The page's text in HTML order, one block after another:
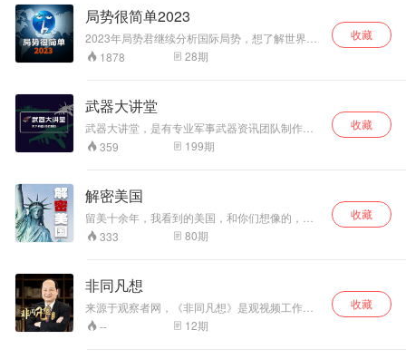
与中国机遇。
局势很简单2023
2023年局势君继续分析国际局势，想了解世界，
就关注【局势很简单】！
1878 28期
收藏
武器大讲堂
武器大讲堂，是有专业军事武器资讯团队制作的
一档军事节目，欢迎大家在：武器大讲堂里直接
查看！
359 199期
收藏
解密美国
留美十余年，我看到的美国，和你们想像的，不
一样。
333 80期
收藏
非同凡想
来源于观察者网，《非同凡想》是观视频工作室
和丁一凡老师合作的一档针对国内外重大新闻事
件和重要形势趋势进行深度解析和评论的时政类
-- 12期
收藏